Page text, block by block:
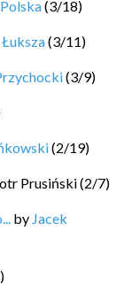
(3/18)
(3/11)
(3/9)
(2/19)
Prusiński(2/7)
by Jacek
)